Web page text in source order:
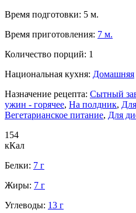
Время подготовки: 5 м.
Время приготовления: 7 м.
Количество порций: 1
Национальная кухня: Домашняя
Назначение рецепта: Сытный
ужин - горячее, На полдник,
Вегетарианское питание, Для
154
кКал
Белки: 7 г
Жиры: 7 г
Углеводы: 13 г